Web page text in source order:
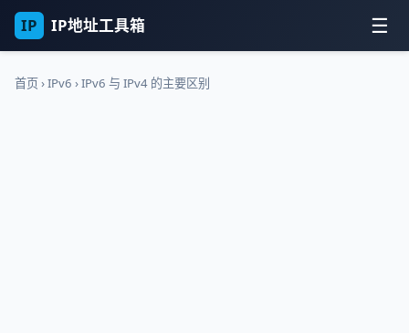
IP IP地址工具箱 ☰
首页›IPv6 ›IPv6 与 IPv4 的主要区别